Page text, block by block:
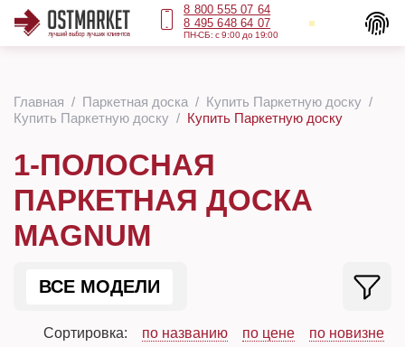
8 800 555 07 64
8 495 648 64 07
ПН-СБ: с 9:00 до 19:00
Главная Паркетная доска
Купить Паркетную доску
Купить Паркетную доску
Купить Паркетную доску
1-ПОЛОСНАЯ
ПАРКЕТНАЯ ДОСКА
MAGNUM
ВСЕ МОДЕЛИ
Сортировка: по названию по цене по новизне